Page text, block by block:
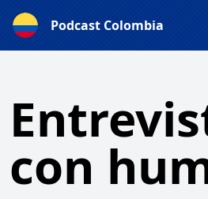
Podcast Colombia
con